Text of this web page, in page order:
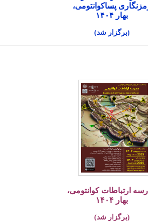
پساکوانتومی،
بهار ۱۴۰۴
(برگزار شد)
ارتباطات کوانتومی،
بهار ۱۴۰۴
(برگزار شد)